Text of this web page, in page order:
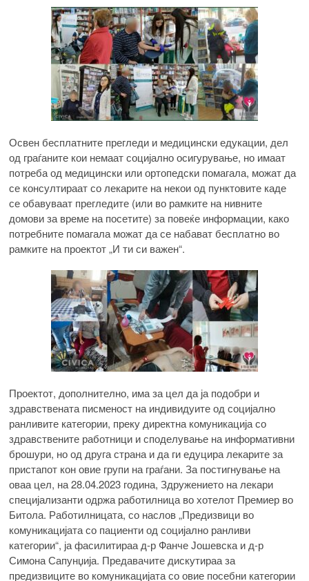
Освен бесплатните прегледи и медицински едукации, дел
од граѓаните кои немаат социјално осигурување, но имаат
потреба од медицински или ортопедски помагала, можат да
се консултираат со лекарите на некои од пунктовите каде
се обавуваат прегледите (или во рамките на нивните
домови за време на посетите) за повеќе информации, како
потребните помагала можат да се набават бесплатно во
рамките на проектот „И ти си важен“.
Проектот, дополнително, има за цел да ја подобри и
здравствената писменост на индивидуите од социјално
ранливите категории, преку директна комуникација со
здравствените работници и споделување на информативни
брошури, но од друга страна и да ги едуцира лекарите за
пристапот кон овие групи на граѓани. За постигнување на
оваа цел, на 28.04.2023 година, Здружението на лекари
специјализанти одржа работилница во хотелот Премиер во
Битола. Работилницата, со наслов „Предизвици во
комуникацијата со пациенти од социјално ранливи
категории“, ја фасилитираа д-р Фанче Јошевска и д-р
Симона Сапунџија. Предавачите дискутираа за
предизвиците во комуникацијата со овие посебни категории